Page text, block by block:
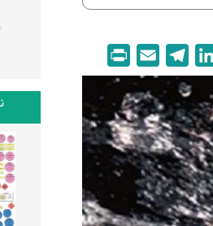
i
n
k
e
d
I
n
e
l
e
g
r
a
m
m
a
i
l
r
n
t